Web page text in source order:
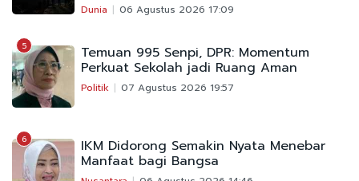
Dunia 06 Agustus 2026 17:09
5 Temuan 995 Senpi, DPR: Momentum
Perkuat Sekolah jadi Ruang Aman
Politik 07 Agustus 2026 19:57
6 IKM Didorong Semakin Nyata Menebar
Manfaat bagi Bangsa